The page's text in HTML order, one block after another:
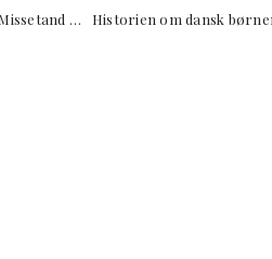
Missetand … Historien om